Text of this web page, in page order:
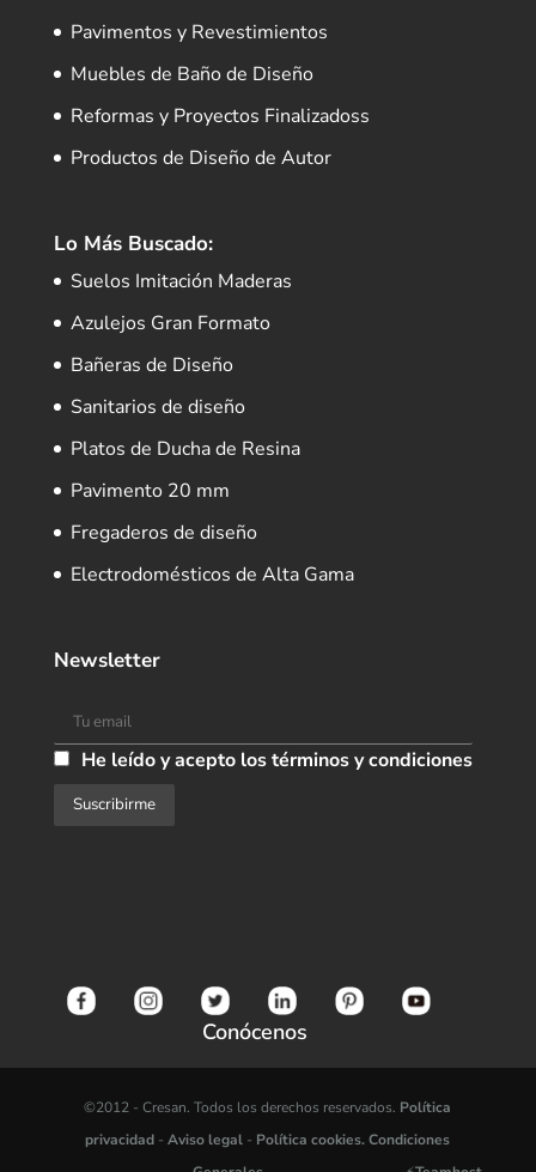
Pavimentos y Revestimientos
Muebles de Baño de Diseño
Reformas y Proyectos Finalizadoss
Productos de Diseño de Autor
Lo Más Buscado:
Suelos Imitación Maderas
Azulejos Gran Formato
Bañeras de Diseño
Sanitarios de diseño
Platos de Ducha de Resina
Pavimento 20 mm
Fregaderos de diseño
Electrodomésticos de Alta Gama
Newsletter
He leído y acepto los términos y condiciones
Conócenos
©2012 -Cresan. Todos los derechos reservados. Política
privacidad -Aviso legal - Política cookies.Condiciones